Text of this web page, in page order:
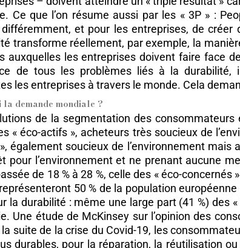
Ce que l’on résume aussi par les « 3P » :
et pour les entreprises, de
transforme réellement, par exemple, la
auxquelles les entreprises doivent faire face
de tous les problèmes liés à la
les entreprises à travers le monde. Cela
demande mondiale ?
de la segmentation des
« éco-actifs », acheteurs très soucieux de
également soucieux de l’environnement
pour l’environnement et ne prenant aucune
de 18 % à 28 %, celle des « éco-concernés
50 % de la population
la durabilité : même une large part (41 %) des
Une étude de McKinsey sur l’opinion des
suite de la crise du Covid-19, les
durables, pour la réparation, la réutilisation